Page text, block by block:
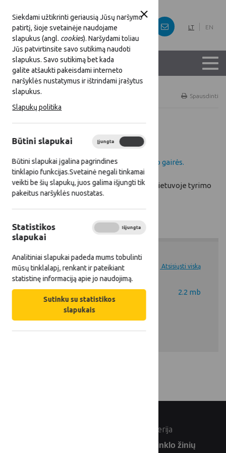
Siekdami užtikrinti geriausią Jūsų naršymo
patirtį, šioje svetainėje naudojame
slapukus (angl. cookies). Naršydami toliau
Jūs patvirtinsite savo sutikimą naudoti
slapukus. Savo sutikimą bet kada
galite atšaukti pakeisdami interneto
naršyklės nustatymus ir ištrindami įrašytus
slapukus.
Slapukų politika
Būtini slapukai Įjungta
Būtini slapukai įgalina pagrindines
tinklapio funkcijas.Svetainė negali tinkamai
veikti be šių slapukų, juos galima išjungti tik
pakeitus naršyklės nuostatas.
Statistikos
slapukai
Išjungta
Analitiniai slapukai padeda mums tobulinti
mūsų tinklalapį, renkant ir pateikiant
statistinę informaciją apie jo naudojimą.
Sutinku su statistikos
slapukais
LT EN
Titulinis Spausdinti
Sumaniųjų kaimų projektų įgyvendinimo gairės.
Sumanių kaimų koncepcijos įgyvendinimo Lietuvoje tyrimo
ataskaita.
Atsisiųsti viską
Dokumentai
Sumanių kaimų koncepcijos
įgyvendinimo Lietuvoje
2.2 mb
© Lietuvos Respublikos žemės ūkio ministerija
Užsiprenumeruokite Lietuvos kaimo tinklo žinių